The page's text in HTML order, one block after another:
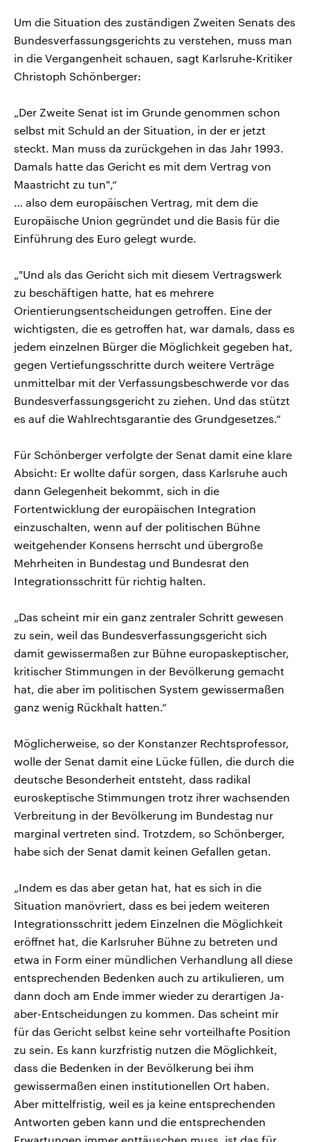
Um die Situation des zuständigen Zweiten Senats des
Bundesverfassungsgerichts zu verstehen, muss man
in die Vergangenheit schauen, sagt Karlsruhe-Kritiker
Christoph Schönberger:
„Der Zweite Senat ist im Grunde genommen schon
selbst mit Schuld an der Situation, in der er jetzt
steckt. Man muss da zurückgehen in das Jahr 1993.
Damals hatte das Gericht es mit dem Vertrag von
Maastricht zu tun",“
… also dem europäischen Vertrag, mit dem die
Europäische Union gegründet und die Basis für die
Einführung des Euro gelegt wurde.
„"Und als das Gericht sich mit diesem Vertragswerk
zu beschäftigen hatte, hat es mehrere
Orientierungsentscheidungen getroffen. Eine der
wichtigsten, die es getroffen hat, war damals, dass es
jedem einzelnen Bürger die Möglichkeit gegeben hat,
gegen Vertiefungsschritte durch weitere Verträge
unmittelbar mit der Verfassungsbeschwerde vor das
Bundesverfassungsgericht zu ziehen. Und das stützt
es auf die Wahlrechtsgarantie des Grundgesetzes.“
Für Schönberger verfolgte der Senat damit eine klare
Absicht: Er wollte dafür sorgen, dass Karlsruhe auch
dann Gelegenheit bekommt, sich in die
Fortentwicklung der europäischen Integration
einzuschalten, wenn auf der politischen Bühne
weitgehender Konsens herrscht und übergroße
Mehrheiten in Bundestag und Bundesrat den
Integrationsschritt für richtig halten.
„Das scheint mir ein ganz zentraler Schritt gewesen
zu sein, weil das Bundesverfassungsgericht sich
damit gewissermaßen zur Bühne europaskeptischer,
kritischer Stimmungen in der Bevölkerung gemacht
hat, die aber im politischen System gewissermaßen
ganz wenig Rückhalt hatten.“
Möglicherweise, so der Konstanzer Rechtsprofessor,
wolle der Senat damit eine Lücke füllen, die durch die
deutsche Besonderheit entsteht, dass radikal
euroskeptische Stimmungen trotz ihrer wachsenden
Verbreitung in der Bevölkerung im Bundestag nur
marginal vertreten sind. Trotzdem, so Schönberger,
habe sich der Senat damit keinen Gefallen getan.
„Indem es das aber getan hat, hat es sich in die
Situation manövriert, dass es bei jedem weiteren
Integrationsschritt jedem Einzelnen die Möglichkeit
eröffnet hat, die Karlsruher Bühne zu betreten und
etwa in Form einer mündlichen Verhandlung all diese
entsprechenden Bedenken auch zu artikulieren, um
dann doch am Ende immer wieder zu derartigen Ja-
aber-Entscheidungen zu kommen. Das scheint mir
für das Gericht selbst keine sehr vorteilhafte Position
zu sein. Es kann kurzfristig nutzen die Möglichkeit,
dass die Bedenken in der Bevölkerung bei ihm
gewissermaßen einen institutionellen Ort haben.
Aber mittelfristig, weil es ja keine entsprechenden
Antworten geben kann und die entsprechenden